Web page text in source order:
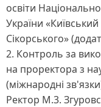
освіти
України «Київський
Сікорського»
2. Контроль за
на проректора з
(міжнародні
Ректор М.3.